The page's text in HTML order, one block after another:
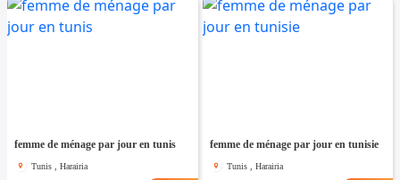
femme de ménage par jour en tunis
Tunis , Harairia
femme de ménage par jour en tunisie
Tunis , Harairia